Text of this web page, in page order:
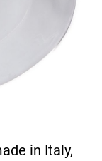
in Italy,